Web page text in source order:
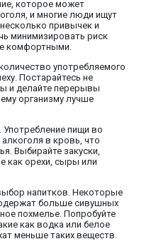
которое может
и многие люди ищут
привычек и
минимизировать риск
комфортными.
употребляемого
Постарайтесь не
и делайте перерывы
организму лучше
Употребление пищи во
в кровь, что
Выбирайте закуски,
как орехи, сыры или
напитков. Некоторые
больше сивушных
похмелье. Попробуйте
как водка или белое
меньше таких веществ.